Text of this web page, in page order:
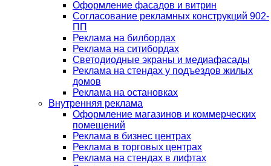
Оформление фасадов и витрин
Согласование рекламных конструкций 902-
ПП
Реклама на билбордах
Реклама на ситибордах
Светодиодные экраны и медиафасады
Реклама на стендах у подъездов жилых
домов
Реклама на остановках
Внутренняя реклама
Оформление магазинов и коммерческих
помещений
Реклама в бизнес центрах
Реклама в торговых центрах
Реклама на стендах в лифтах